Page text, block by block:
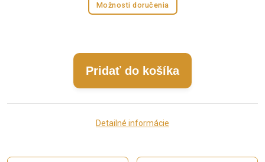
Možnosti doručenia
Pridať do košíka
Detailné informácie